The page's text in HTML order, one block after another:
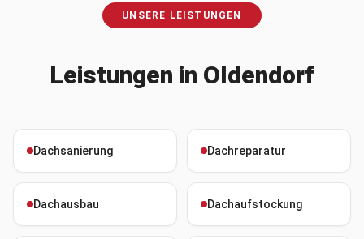
UNSERE LEISTUNGEN
Leistungen in Oldendorf
Dachsanierung Dachreparatur
Dachausbau Dachaufstockung